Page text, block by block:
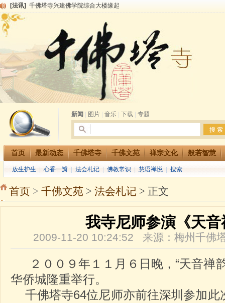
[法讯] 千佛塔寺兴建佛学院综合大楼缘起
[法讯]
千佛塔寺阅藏堂周末阅藏报名通知
清明节祭祖报恩地藏法会
[法讯]
本寺方丈上明下慧尼和尚开讲《六祖坛经》
[法讯] 2015-3-26师父于法堂对大众的开示
[法讯]
广东千佛塔寺云门佛学院女众部 2016年招生简章
[法讯]
恭请海涛法师莅临千佛塔寺弘法
[法讯]
2014年七月大法会 祈福息灾地藏七 冥阳两利普渡群蒙盂兰盆
[法讯] 千佛塔寺云门佛学院女众部2014年招生简章
新闻
图片 音乐 下载 专题
首页 最新动态 千佛塔寺 千佛文苑 禅宗文化 般若智慧
放生护生 心香一瓣 法会札记 佛教常识 慧语禅悦 搜索
首页 > 千佛文苑 > 法会札记 > 正文
我寺尼师参演《天音
2009-11-20 10:24:52 来源：梅州千佛
２００９年１１月６日晚，“天音禅
华侨城隆重举行。
千佛塔寺64位尼师亦前往深圳参加此